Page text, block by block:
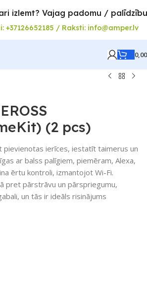
izlemt? Vajag padomu /
+37126652185 / Raksti: info@amper.lv
(2 pcs)
ierīces, iestatīt taimerus un
ar balss palīgiem, piemēram, Alexa,
ērtu kontroli, izmantojot Wi-Fi.
pret pārstrāvu un pārspriegumu,
un tās ir ideāls risinājums